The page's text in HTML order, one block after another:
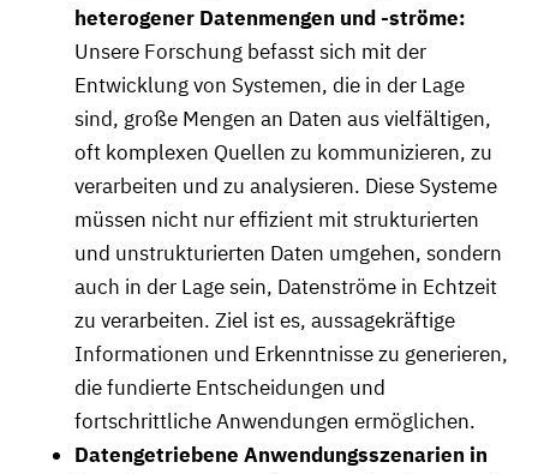
heterogener Datenmengen und -ströme:
Unsere Forschung befasst sich mit der
Entwicklung von Systemen, die in der Lage
sind, große Mengen an Daten aus vielfältigen,
oft komplexen Quellen zu kommunizieren, zu
verarbeiten und zu analysieren. Diese Systeme
müssen nicht nur effizient mit strukturierten
und unstrukturierten Daten umgehen, sondern
auch in der Lage sein, Datenströme in Echtzeit
zu verarbeiten. Ziel ist es, aussagekräftige
Informationen und Erkenntnisse zu generieren,
die fundierte Entscheidungen und
fortschrittliche Anwendungen ermöglichen.
Datengetriebene Anwendungsszenarien in